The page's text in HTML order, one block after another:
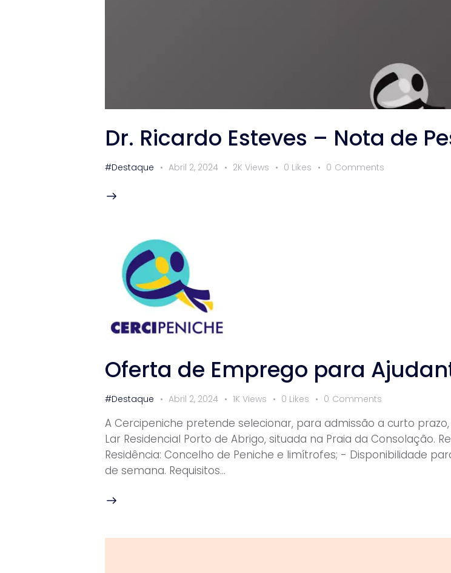
Dr. Ricardo Esteves – Nota de
#Destaque Abril 2, 2024 2K Views 0 Likes 0 Comments
Oferta de Emprego para
#Destaque Abril 2, 2024 1K Views 0 Likes 0 Comments
A Cercipeniche pretende selecionar, para admissão a curto
Lar Residencial Porto de Abrigo, situada na Praia da Consolação.
Residência: Concelho de Peniche e limítrofes; - Disponibilidade
de semana. Requisitos…